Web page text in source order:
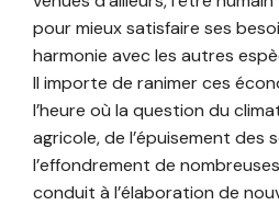
pour mieux satisfaire ses
harmonie avec les autres
Il importe de ranimer ces
l’heure où la question du
agricole, de l’épuisement des
l’effondrement de
conduit à l’élaboration de